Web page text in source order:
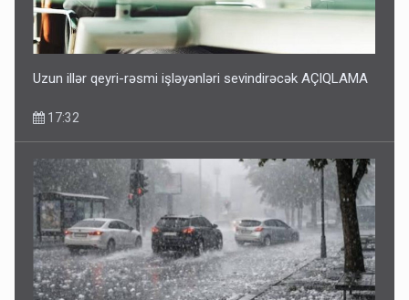
Uzun illər qeyri-rəsmi işləyənləri sevindirəcək AÇIQLAMA
17:32